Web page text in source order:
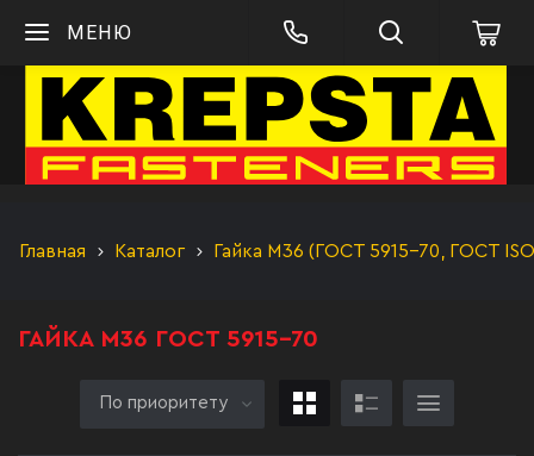
МЕНЮ
Главная Каталог Гайка М36 (ГОСТ 5915-70, ГОСТ
ГАЙКА М36 ГОСТ 5915-70
По приоритету